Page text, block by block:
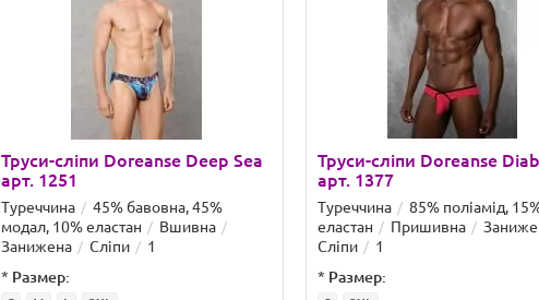
Труси-сліпи Doreanse Deep Sea
арт. 1251
Туреччина
45% бавовна, 45%
модал, 10% еластан
Вшивна
Занижена
Сліпи
1
* Размер:
Труси-сліпи Doreanse
арт. 1377
Туреччина
85% поліамід,
еластан
Пришивна
Сліпи
1
* Размер: